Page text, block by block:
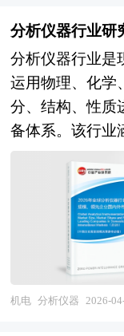
目案例，拥有丰
合体、文旅地产
规划经验。 中
形成了独特的产
系，涉及8000多
已成为中国最
构。集团下属
市场调研基础
务部、国家市
经济信息中心
署、中国经济景
群的形成。产业
业集群最终方向
互动，是区域经
指导下，推进产
集群的需要，更
为提高区域竞
各地的进程中
推进的一项非
形成普遍的认
主要载体。产
业和支撑机构在
性，其速度性能
效益的双重提升
速机的关键，设
控制系统调试、
景、特定工艺要
计，不具备多
域中，作业精
用高速机，能
标准。 高速专
求，核心零部
统、专用数控
定作业的辅助单
分析仪器行业研
分析仪器行业是
运用物理、化学
分、结构、性质
备体系。该行业
生命科学仪器
广泛应用于医
化工、半导体
领域。作为高
汇点，分析仪
制造能力与科技
机电 分析仪器 2026-